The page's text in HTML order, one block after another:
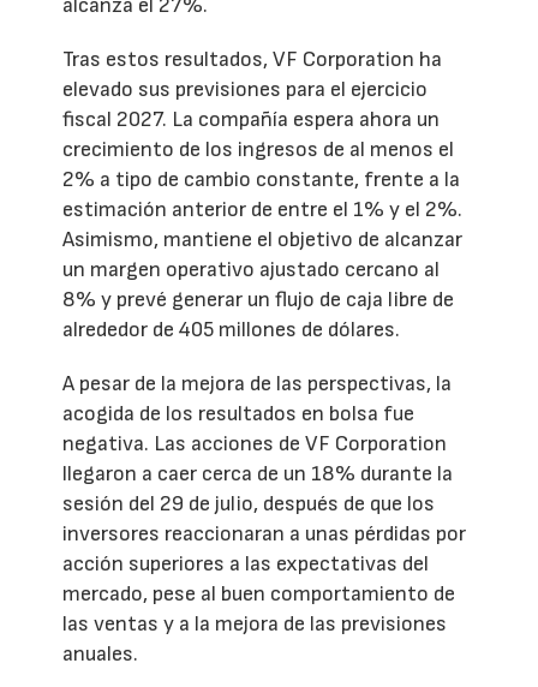
Tras estos resultados, VF Corporation ha
elevado sus previsiones para el ejercicio
fiscal 2027. La compañía espera ahora un
crecimiento de los ingresos de al menos el
2% a tipo de cambio constante, frente a la
estimación anterior de entre el 1% y el 2%.
Asimismo, mantiene el objetivo de alcanzar
un margen operativo ajustado cercano al
8% y prevé generar un flujo de caja libre de
alrededor de 405 millones de dólares.
A pesar de la mejora de las perspectivas, la
acogida de los resultados en bolsa fue
negativa. Las acciones de VF Corporation
llegaron a caer cerca de un 18% durante la
sesión del 29 de julio, después de que los
inversores reaccionaran a unas pérdidas por
acción superiores a las expectativas del
mercado, pese al buen comportamiento de
las ventas y a la mejora de las previsiones
anuales.